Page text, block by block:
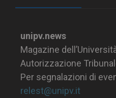
unipv.news
Magazine
Autorizzazione
Per segnalazioni di
relest@unipv.it